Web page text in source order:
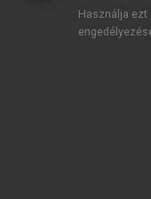
Használja